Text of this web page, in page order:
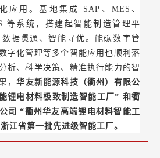
应用。基地集成 SAP、MES、
等系统，搭建起智能制造管理平
据贯通、智能寻优。能碳数字管
字化管理等多个智能应用也顺利落
析、科学决策、精准执行能力的智
，华友新能源科技（衢州）有限公
锂电材料极致制造智能工厂” 和衢
司 “衢州华友高端锂电材料智能工
江省第一批先进级智能工厂。